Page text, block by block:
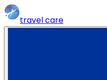
travelcare